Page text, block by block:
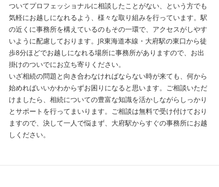
ついてプロフェッショナルに相談したことがない、という方でも
気軽にお越しになれるよう、様々な取り組みを行っています。駅
の近くに事務所を構えているのもその一環で、アクセスがしやす
いように配慮しております。JR東海道本線・大府駅の東口から徒
歩8分ほどでお越しになれる場所に事務所がありますので、お出
掛けのついでにお立ち寄りください。
いざ相続の問題と向き合わなければならない時が来ても、何から
始めればいいかわからずお困りになると思います。ご相談いただ
けましたら、相続についての豊富な知識を活かしながらしっかり
とサポートを行ってまいります。ご相談は無料で受け付けており
ますので、決して一人で悩まず、大府駅からすぐの事務所にお越
しください。